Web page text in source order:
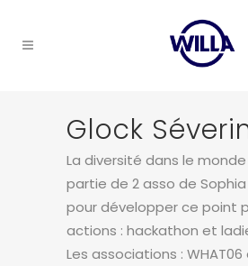
Glock
La diversité dans le
partie de 2 asso de
pour développer ce point
actions : hackathon et
Les associations : WHAT06